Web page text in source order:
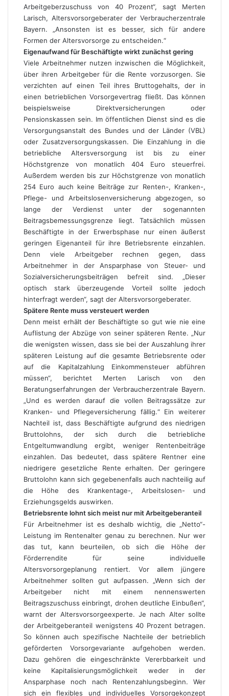
Arbeitgeberzuschuss von 40 Prozent“, sagt Merten
Larisch, Altersvorsorgeberater der Verbraucherzentrale
Bayern. „Ansonsten ist es besser, sich für andere
Formen der Altersvorsorge zu entscheiden.“
Eigenaufwand für Beschäftigte wirkt zunächst gering
Viele Arbeitnehmer nutzen inzwischen die Möglichkeit,
über ihren Arbeitgeber für die Rente vorzusorgen. Sie
verzichten auf einen Teil ihres Bruttogehalts, der in
einen betrieblichen Vorsorgevertrag fließt. Das können
beispielsweise Direktversicherungen oder
Pensionskassen sein. Im öffentlichen Dienst sind es die
Versorgungsanstalt des Bundes und der Länder (VBL)
oder Zusatzversorgungskassen. Die Einzahlung in die
betriebliche Altersversorgung ist bis zu einer
Höchstgrenze von monatlich 404 Euro steuerfrei.
Außerdem werden bis zur Höchstgrenze von monatlich
254 Euro auch keine Beiträge zur Renten-, Kranken-,
Pflege- und Arbeitslosenversicherung abgezogen, so
lange der Verdienst unter der sogenannten
Beitragsbemessungsgrenze liegt. Tatsächlich müssen
Beschäftigte in der Erwerbsphase nur einen äußerst
geringen Eigenanteil für ihre Betriebsrente einzahlen.
Denn viele Arbeitgeber rechnen gegen, dass
Arbeitnehmer in der Ansparphase von Steuer- und
Sozialversicherungsbeiträgen befreit sind. „Dieser
optisch stark überzeugende Vorteil sollte jedoch
hinterfragt werden“, sagt der Altersvorsorgeberater.
Spätere Rente muss versteuert werden
Denn meist erhält der Beschäftigte so gut wie nie eine
Auflistung der Abzüge von seiner späteren Rente. „Nur
die wenigsten wissen, dass sie bei der Auszahlung ihrer
späteren Leistung auf die gesamte Betriebsrente oder
auf die Kapitalzahlung Einkommensteuer abführen
müssen“, berichtet Merten Larisch von den
Beratungserfahrungen der Verbraucherzentrale Bayern.
„Und es werden darauf die vollen Beitragssätze zur
Kranken- und Pflegeversicherung fällig.“ Ein weiterer
Nachteil ist, dass Beschäftigte aufgrund des niedrigen
Bruttolohns, der sich durch die betriebliche
Entgeltumwandlung ergibt, weniger Rentenbeiträge
einzahlen. Das bedeutet, dass spätere Rentner eine
niedrigere gesetzliche Rente erhalten. Der geringere
Bruttolohn kann sich gegebenenfalls auch nachteilig auf
die Höhe des Krankentage-, Arbeitslosen- und
Erziehungsgelds auswirken.
Betriebsrente lohnt sich meist nur mit Arbeitgeberanteil
Für Arbeitnehmer ist es deshalb wichtig, die „Netto“-
Leistung im Rentenalter genau zu berechnen. Nur wer
das tut, kann beurteilen, ob sich die Höhe der
Förderrendite für seine individuelle
Altersvorsorgeplanung rentiert. Vor allem jüngere
Arbeitnehmer sollten gut aufpassen. „Wenn sich der
Arbeitgeber nicht mit einem nennenswerten
Beitragszuschuss einbringt, drohen deutliche Einbußen“,
warnt der Altersvorsorgeexperte. Je nach Alter sollte
der Arbeitgeberanteil wenigstens 40 Prozent betragen.
So können auch spezifische Nachteile der betrieblich
geförderten Vorsorgevariante aufgehoben werden.
Dazu gehören die eingeschränkte Vererbbarkeit und
keine Kapitalisierungsmöglichkeit weder in der
Ansparphase noch nach Rentenzahlungsbeginn. Wer
sich ein flexibles und individuelles Vorsorgekonzept